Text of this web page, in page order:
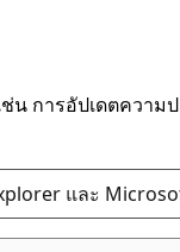
น การอัปเดตควา
และ